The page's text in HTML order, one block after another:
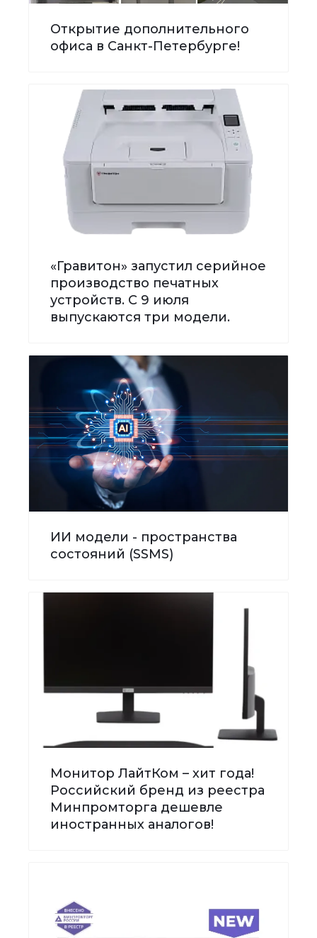
Открытие дополнительного
офиса в Санкт-Петербурге!
«Гравитон» запустил серийное
производство печатных
устройств. С 9 июля
выпускаются три модели.
ИИ модели - пространства
состояний (SSMS)
Монитор ЛайтКом – хит года!
Российский бренд из реестра
Минпромторга дешевле
иностранных аналогов!